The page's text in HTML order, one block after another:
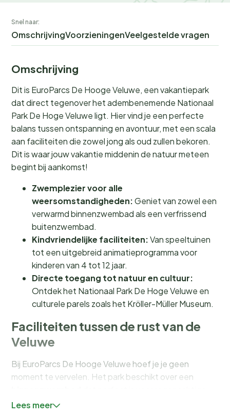
Snel naar:
OmschrijvingVoorzieningenVeelgestelde vragen
Omschrijving
Dit is EuroParcs De Hooge Veluwe, een vakantiepark
dat direct tegenover het adembenemende Nationaal
Park De Hoge Veluwe ligt. Hier vind je een perfecte
balans tussen ontspanning en avontuur, met een scala
aan faciliteiten die zowel jong als oud zullen bekoren.
Dit is waar jouw vakantie middenin de natuur meteen
begint bij aankomst!
Zwemplezier voor alle
weersomstandigheden:Geniet van zowel een
verwarmd binnenzwembad als een verfrissend
buitenzwembad.
Kindvriendelijke faciliteiten:Van speeltuinen
tot een uitgebreid animatieprogramma voor
kinderen van 4 tot 12 jaar.
Directe toegang tot natuur en cultuur:
Ontdek het Nationaal Park De Hoge Veluwe en
culturele parels zoals het Kröller-Müller Museum.
Faciliteiten tussen de rust van de
Veluwe
Bij EuroParcs De Hooge Veluwe hoef je je geen
moment te vervelen. Het park beschikt over een
dagen, en een
Lees meer